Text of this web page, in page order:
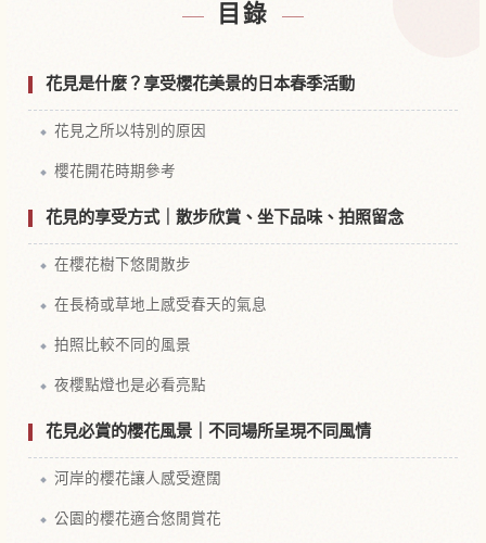
目錄
花見是什麼？享受櫻花美景的日本春季活動
花見之所以特別的原因
櫻花開花時期參考
花見的享受方式｜散步欣賞、坐下品味、拍照留念
在櫻花樹下悠閒散步
在長椅或草地上感受春天的氣息
拍照比較不同的風景
夜櫻點燈也是必看亮點
花見必賞的櫻花風景｜不同場所呈現不同風情
河岸的櫻花讓人感受遼闊
公園的櫻花適合悠閒賞花